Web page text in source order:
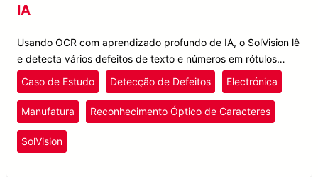
IA
Usando OCR com aprendizado profundo de IA, o SolVision lê
e detecta vários defeitos de texto e números em rótulos
impressos, melhorando a inspeção de rótulos de produtos
eletrônicos.
Caso de Estudo Detecção de Defeitos Electrónica
Manufatura Reconhecimento Óptico de Caracteres
SolVision